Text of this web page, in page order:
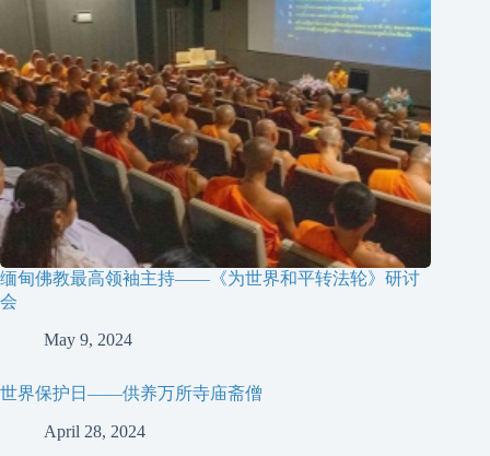
缅甸佛教最高领袖主持——《为世界和平转法轮》研讨
会
May 9, 2024
世界保护日——供养万所寺庙斋僧
April 28, 2024